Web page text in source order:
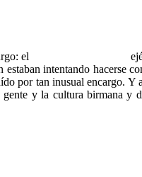
el
intentando hacerse
por tan inusual encargo. Y
y la cultura birmana y